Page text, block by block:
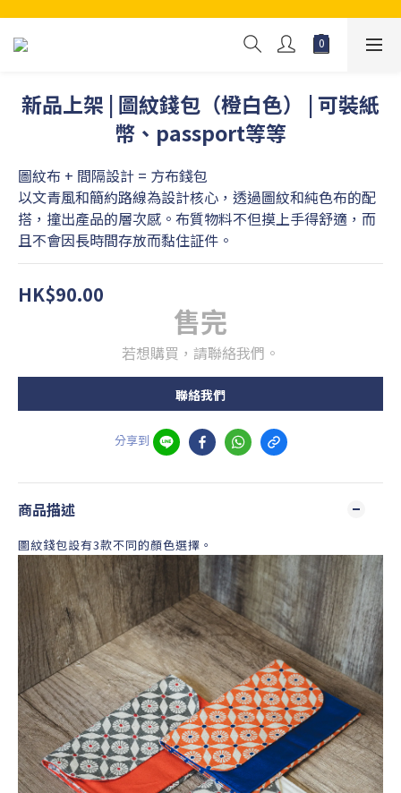
新品上架 | 圖紋錢包（橙白色） | 可裝紙
幣、passport等等
圖紋布 + 間隔設計 = 方布錢包
以文青風和簡約路線為設計核心，透過圖紋和純色布的配
搭，撞出產品的層次感。布質物料不但摸上手得舒適，而
且不會因長時間存放而黏住証件。
HK$90.00
售完
若想購買，請聯絡我們。
聯絡我們
分享到
商品描述
圖紋錢包設有3款不同的顏色選擇。